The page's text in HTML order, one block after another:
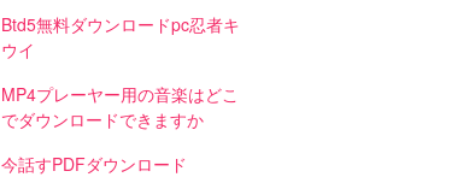
Btd5無料ダウンロードpc忍者キ
ウイ
MP4プレーヤー用の音楽はどこ
でダウンロードできますか
今話すPDFダウンロード